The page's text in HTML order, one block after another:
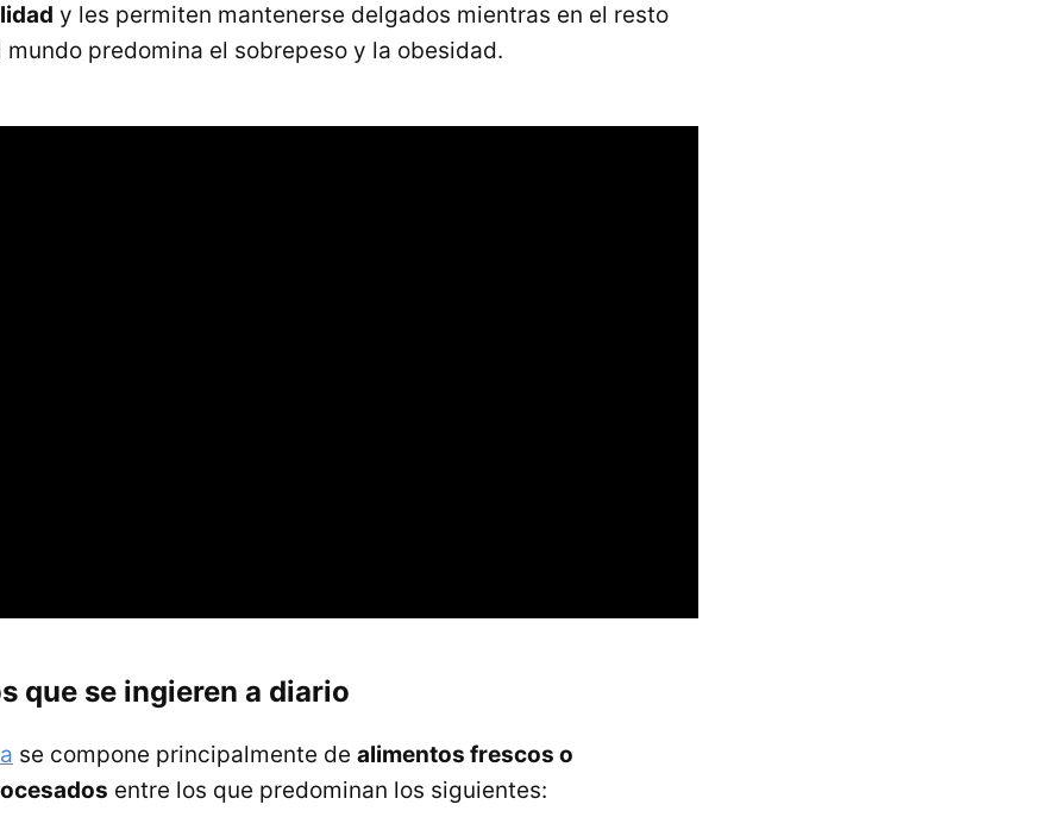
y les permiten mantenerse delgados mientras en el resto
mundo predomina el sobrepeso y la obesidad.
que se ingieren a diario
se compone principalmente de alimentos frescos o
entre los que predominan los siguientes: